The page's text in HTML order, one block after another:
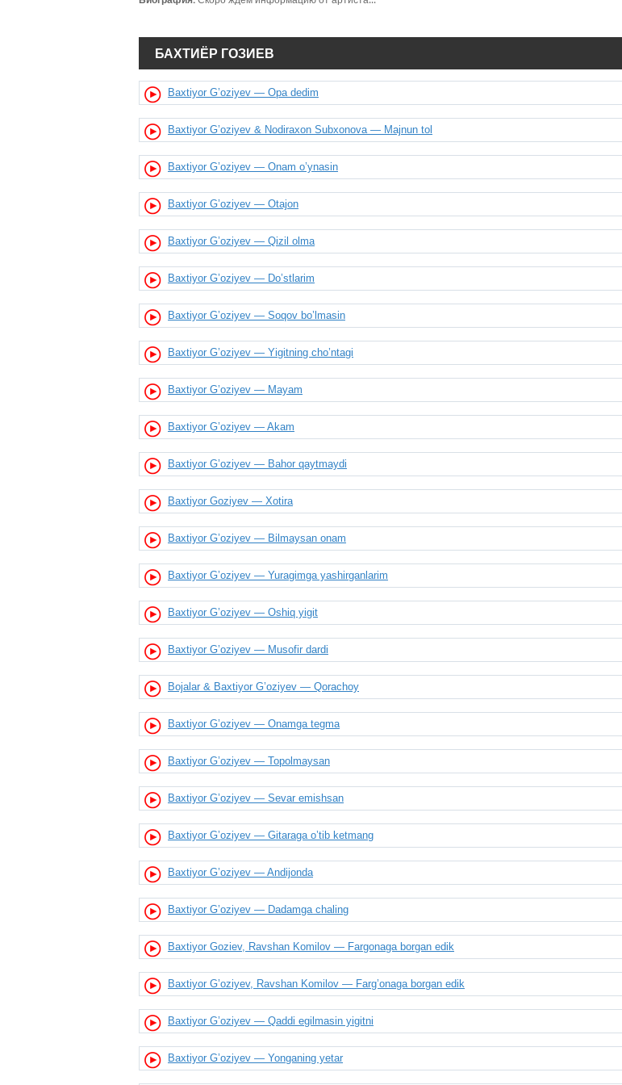
БАХТИЁР ГОЗИЕВ
Baxtiyor G’oziyev — Opa dedim
Baxtiyor G’oziyev & Nodiraxon Subxonova — Majnun tol
Baxtiyor G’oziyev — Onam o’ynasin
Baxtiyor G’oziyev — Otajon
Baxtiyor G’oziyev — Qizil olma
Baxtiyor G’oziyev — Do’stlarim
Baxtiyor G’oziyev — Soqov bo’lmasin
Baxtiyor G’oziyev — Yigitning cho’ntagi
Baxtiyor G’oziyev — Mayam
Baxtiyor G’oziyev — Akam
Baxtiyor G’oziyev — Bahor qaytmaydi
Baxtiyor Goziyev — Xotira
Baxtiyor G’oziyev — Bilmaysan onam
Baxtiyor G’oziyev — Yuragimga yashirganlarim
Baxtiyor G’oziyev — Oshiq yigit
Baxtiyor G’oziyev — Musofir dardi
Bojalar & Baxtiyor G’oziyev — Qorachoy
Baxtiyor G’oziyev — Onamga tegma
Baxtiyor G’oziyev — Topolmaysan
Baxtiyor G’oziyev — Sevar emishsan
Baxtiyor G’oziyev — Gitaraga o’tib ketmang
Baxtiyor G’oziyev — Andijonda
Baxtiyor G’oziyev — Dadamga chaling
Baxtiyor Goziev, Ravshan Komilov — Fargonaga borgan edik
Baxtiyor G’oziyev, Ravshan Komilov — Farg’onaga borgan edik
Baxtiyor G’oziyev — Qaddi egilmasin yigitni
Baxtiyor G’oziyev — Yonganing yetar